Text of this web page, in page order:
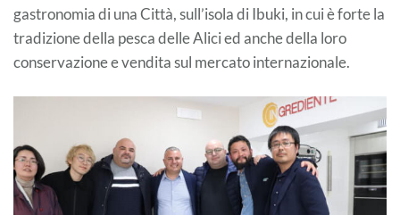
gastronomia di una Città, sull’isola di Ibuki, in cui è forte la
tradizione della pesca delle Alici ed anche della loro
conservazione e vendita sul mercato internazionale.